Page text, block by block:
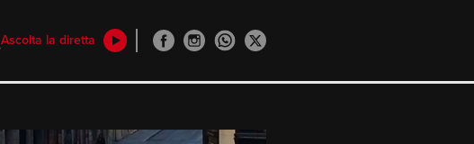
Ascolta la diretta